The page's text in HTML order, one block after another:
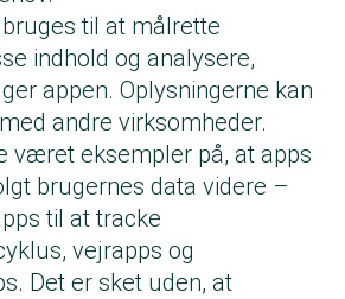
til at målrette
indhold og analysere,
appen. Oplysningerne kan
andre virksomheder.
været eksempler på, at apps
brugernes data videre –
til at tracke
vejrapps og
Det er sket uden, at